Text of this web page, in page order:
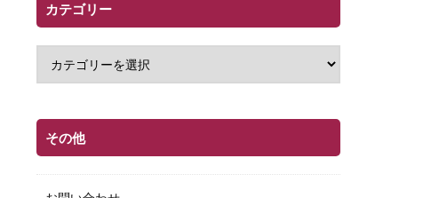
カテゴリー
その他